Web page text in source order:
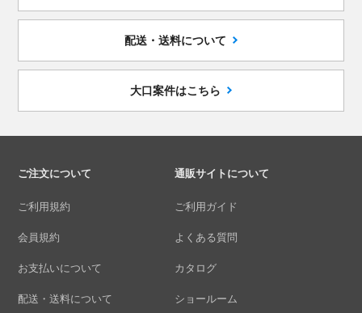
配送・送料について
大口案件はこちら
ご注文について
ご利用規約
会員規約
お支払いについて
配送・送料について
通販サイトについて
ご利用ガイド
よくある質問
カタログ
ショールーム